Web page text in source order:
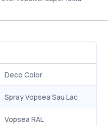
Deco Color
Spray Vopsea Sau Lac
Vopsea RAL